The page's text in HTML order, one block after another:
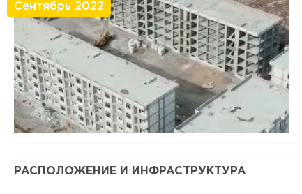
Сентябрь 2022
РАСПОЛОЖЕНИЕ И ИНФРАСТРУКТУРА